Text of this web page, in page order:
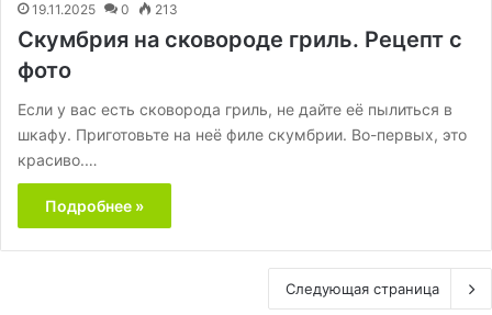
19.11.2025 0 213
Скумбрия на сковороде гриль. Рецепт с
фото
Если у вас есть сковорода гриль, не дайте её пылиться в
шкафу. Приготовьте на неё филе скумбрии. Во-первых, это
красиво.…
Подробнее »
Следующая страница